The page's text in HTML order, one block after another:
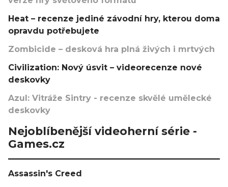
Heat – recenze jediné závodní hry, kterou doma
opravdu potřebujete
Zombicide – desková hra plná živých i mrtvých
Civilization: Nový úsvit – videorecenze nové
deskovky
Azul: Vitráže Sintry - recenze skvělé umělecké
deskovky
Nejoblíbenější videoherní série -
Games.cz
Assassin's Creed